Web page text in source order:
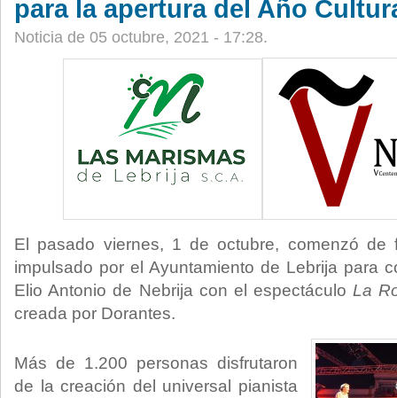
para la apertura del Año
Noticia de 05 octubre, 2021 - 17:28.
El pasado viernes, 1 de octubre, comenzó de
impulsado por el Ayuntamiento de Lebrija para
Elio Antonio de Nebrija con el espectáculo La
creada por Dorantes.
Más de 1.200 personas disfrutaron
de la creación del universal pianista